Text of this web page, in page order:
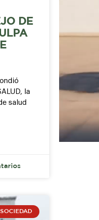
DE
la
salud
SOCIEDAD